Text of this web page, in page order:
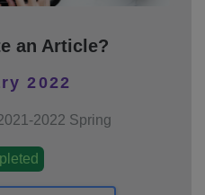
an Article?
2022
2022 Spring